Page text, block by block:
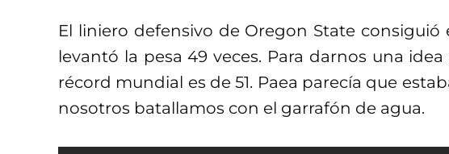
El liniero defensivo de Oregon State consiguió
levantó la pesa 49 veces. Para darnos una
récord mundial es de 51. Paea parecía que
nosotros batallamos con el garrafón de agua.